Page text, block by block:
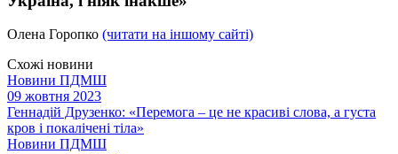
Олена Горопко (читати на іншому сайті)
Схожі новини
Новини ПДМШ
09 жовтня 2023
Геннадій Друзенко: «Перемога – це не красиві слова, а густа
кров і покалічені тіла»
Новини ПДМШ